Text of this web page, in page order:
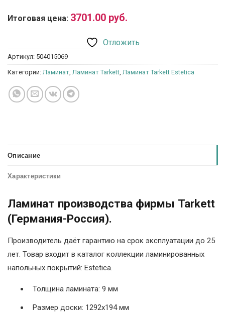
Итоговая цена: 3701.00 руб.
Отложить
Артикул: 504015069
Категории: Ламинат Ламинат Tarkett Ламинат Tarkett Estetica
Описание
Характеристики
Ламинат производства фирмы Tarkett
(Германия-Россия).
Производитель даёт гарантию на срок эксплуатации до 25
лет. Товар входит в каталог коллекции ламинированных
напольных покрытий: Estetica.
Толщина ламината: 9 мм
Размер доски: 1292х194 мм